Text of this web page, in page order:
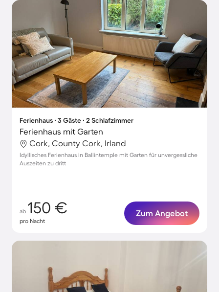
Ferienhaus ∙ 3 Gäste ∙ 2 Schlafzimmer
Ferienhaus mit Garten
Cork, County Cork, Irland
Idyllisches Ferienhaus in Ballintemple mit Garten für unvergessliche
Auszeiten zu dritt
ab 150 €
pro Nacht
Zum Angebot